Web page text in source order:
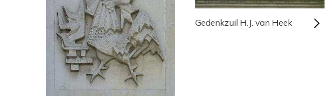
Gedenkzuil H.J. van Heek